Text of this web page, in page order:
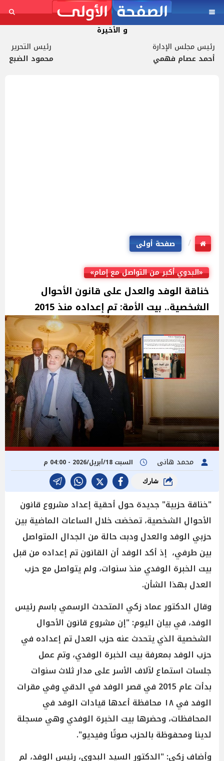
و الأخيرة
رئيس مجلس الإدارة
أحمد عصام فهمي
رئيس التحرير
محمود الضبع
صفحة أولى
«البدوي أكبر من التواصل مع إمام»
خناقة الوفد والعدل على قانون الأحوال
الشخصية.. بيت الأمة: تم إعداده منذ 2015
محمد هانى السبت 18/أبريل/2026 - 04:00 م
شارك
"خناقة حزبية" جديدة حول أحقية إعداد مشروع قانون
الأحوال الشخصية، تمخضت خلال الساعات الماضية بين
حزبي الوفد والعدل ودبت حالة من الجدال المتواصل
بين طرفي، إذ أكد الوفد أن القانون تم إعداده من قبل
بيت الخبرة الوفدي منذ سنوات، ولم يتواصل مع حزب
العدل بهذا الشأن.
وقال الدكتور عماد زكي المتحدث الرسمي باسم رئيس
الوفد، في بيان اليوم: "إن مشروع قانون الأحوال
الشخصية الذي يتحدث عنه حزب العدل تم إعداده في
حزب الوفد بمعرفة بيت الخبرة الوفدي، وتم عمل
جلسات استماع لآلاف الأسر على مدار ثلاث سنوات
بدأت عام 2015 في قصر الوفد في الدقي وفي مقرات
الوفد في ١٨ محافظة أعدها قيادات الوفد في
المحافظات، وحضرها بيت الخبرة الوفدي وهي مسجلة
لدينا ومحفوظة بالحزب صوتًا وفيديو".
وأضاف زكي: "الدكتور السيد البدوي، رئيس الوفد، لم